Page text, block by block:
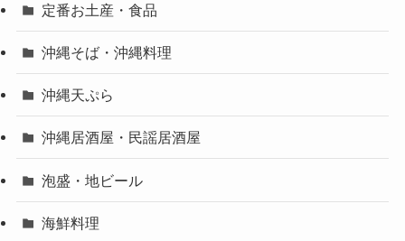
定番お土産・食品
沖縄そば・沖縄料理
沖縄天ぷら
沖縄居酒屋・民謡居酒屋
泡盛・地ビール
海鮮料理